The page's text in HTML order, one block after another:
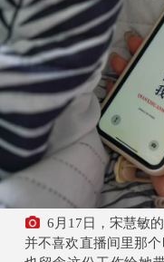
6月17日，宋慧敏
并不喜欢直播间里那